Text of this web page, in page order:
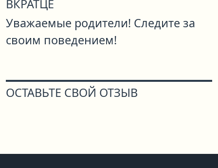
ВКРАТЦЕ
Уважаемые родители! Следите за
своим поведением!
ОСТАВЬТЕ СВОЙ ОТЗЫВ